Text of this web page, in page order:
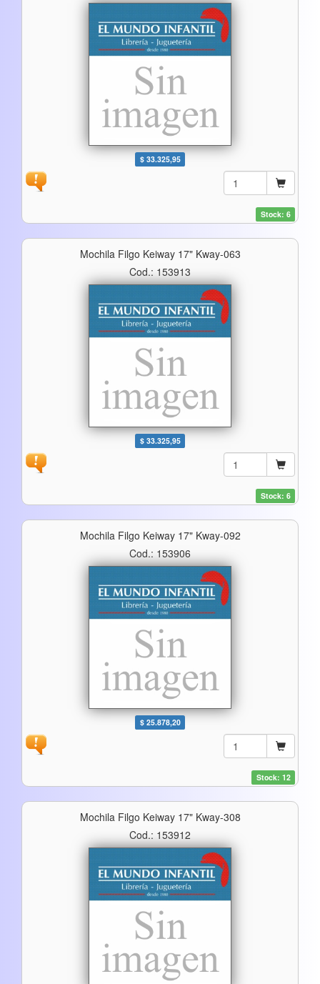
$ 33.325,95
Stock: 6
Mochila Filgo Keiway 17" Kway-063
Cod.: 153913
$ 33.325,95
Stock: 6
Mochila Filgo Keiway 17" Kway-092
Cod.: 153906
$ 25.878,20
Stock: 12
Mochila Filgo Keiway 17" Kway-308
Cod.: 153912